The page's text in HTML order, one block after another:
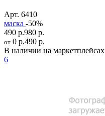
Арт. 6410
маска -50%
490 р.980 р.
от 0 р.490 р.
В наличии на маркетплейсах
6